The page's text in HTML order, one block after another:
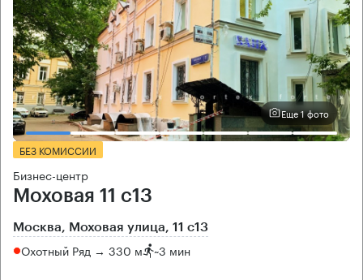
Еще 1 фото
БЕЗ КОМИССИИ
Бизнес-центр
Моховая 11 с13
Москва, Моховая улица, 11 с13
Охотный Ряд → 330 м ~3 мин